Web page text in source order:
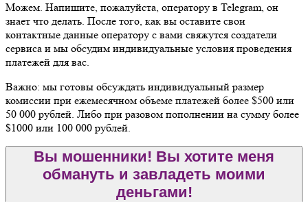
Можем. Напишите, пожалуйста, оператору в Telegram, он
знает что делать. После того, как вы оставите свои
контактные данные оператору с вами свяжутся создатели
сервиса и мы обсудим индивидуальные условия проведения
платежей для вас.
Важно: мы готовы обсуждать индивидуальный размер
комиссии при ежемесячном объеме платежей более $500 или
50 000 рублей. Либо при разовом пополнении на сумму более
$1000 или 100 000 рублей.
Вы мошенники! Вы хотите меня
обмануть и завладеть моими
деньгами!